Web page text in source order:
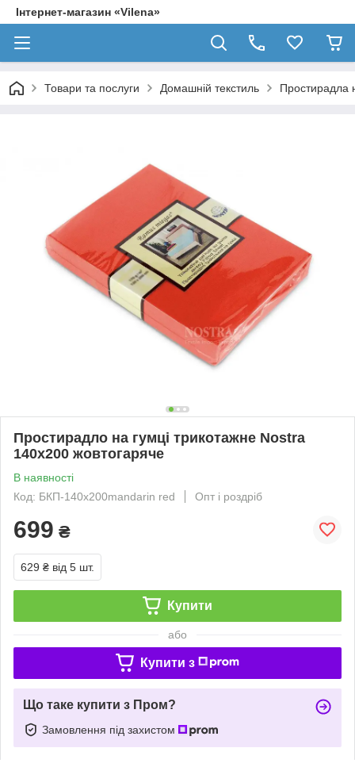
Інтернет-магазин «Vilena»
Товари та послуги Домашній текстиль Простирадла
Простирадло на гумці трикотажне Nostra
140х200 жовтогаряче
В наявності
Код: БКП-140х200mandarin red
Опт і роздріб
699 ₴
629 ₴ від 5 шт.
Купити
або
Купити з
Що таке купити з Пром?
Замовлення під захистом